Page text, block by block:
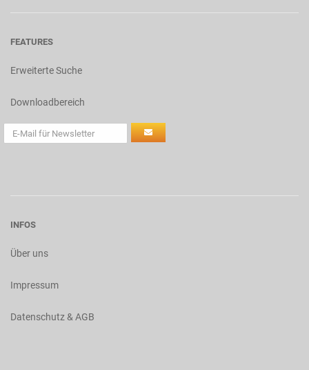
FEATURES
Erweiterte Suche
Downloadbereich
INFOS
Über uns
Impressum
Datenschutz & AGB